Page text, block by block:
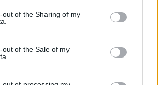
visit or usage behaviour. You may click to
to Google and its third-party tags to
below specified purposes in below Google
out of the Sharing of my
out of the Sale of my